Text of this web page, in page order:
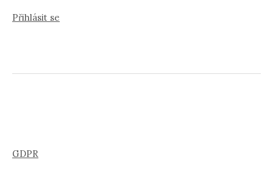
Přihlásit se
GDPR